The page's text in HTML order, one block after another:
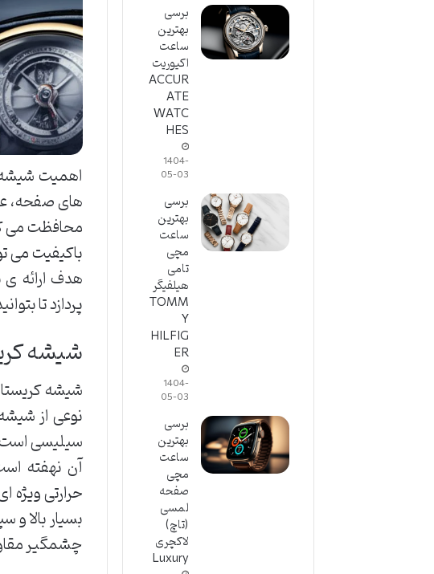
اهمیت شیشه
های صفحه،
محافظت می
باکیفیت می
هدف ارائه
پردازد تا
شیشه
سیلیسی است
آن نهفته
بسیار بالا
چشمگیر
برسی
بهترین
ساعت
اکیوریت
ACCUR
ATE
WATC
HES
1404-
05-03
برسی
بهترین
ساعت
مچی
تامی
هیلفیگر
TOMM
Y
HILFIG
ER
1404-
05-03
برسی
بهترین
ساعت
مچی
صفحه
لمسی
(تاچ)
لاکچری
Luxury